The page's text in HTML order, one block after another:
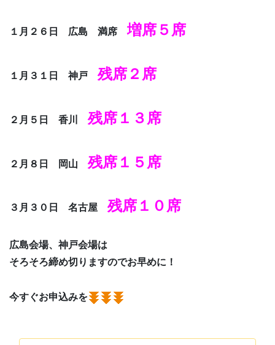
１月２６日 広島 満席増席５席
１月３１日 神戸残席２席
２月５日 香川残席１３席
２月８日 岡山残席１５席
３月３０日 名古屋残席１０席
広島会場、神戸会場は
そろそろ締め切りますのでお早めに！
今すぐお申込みを